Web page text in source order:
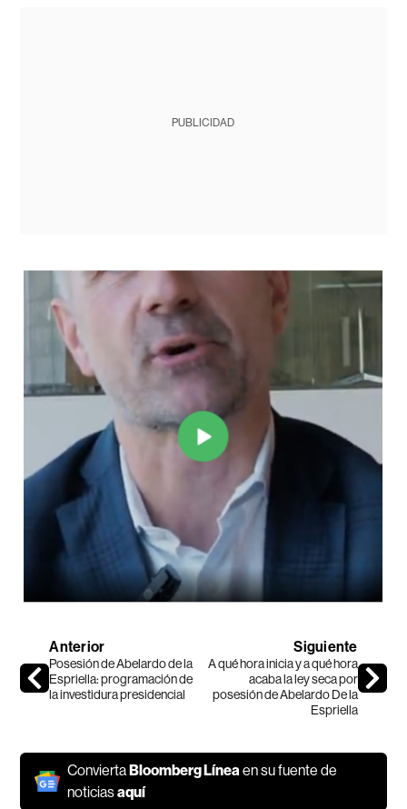
PUBLICIDAD
Anterior
Posesión de Abelardo de la
Espriella: programación de
la investidura presidencial
Siguiente
A qué hora inicia y a qué hora
acaba la ley seca por
posesión de Abelardo De la
Espriella
ConviertaBloomberg Línea en su fuente de
noticiasaquí